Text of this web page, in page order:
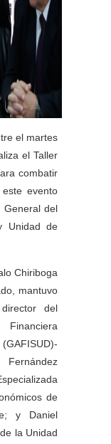
el martes
el Taller
combatir
evento
General del
Unidad de
Chiriboga
mantuvo
del
de
y Daniel
la Unidad